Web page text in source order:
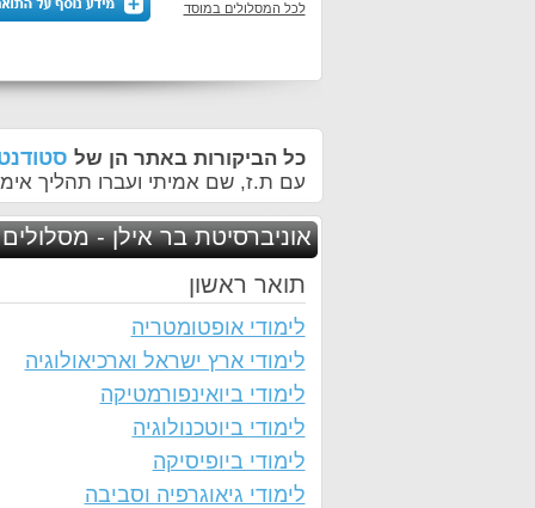
לכל המסלולים במוסד
כל הביקורות באתר הן של
עם ת.ז, שם אמיתי ועברו תהליך
אוניברסיטת בר אילן -
תואר ראשון
לימודי אופטומטריה
לימודי ארץ ישראל וארכיאולוגיה
לימודי ביואינפורמטיקה
לימודי ביוטכנולוגיה
לימודי ביופיסיקה
לימודי גיאוגרפיה וסביבה